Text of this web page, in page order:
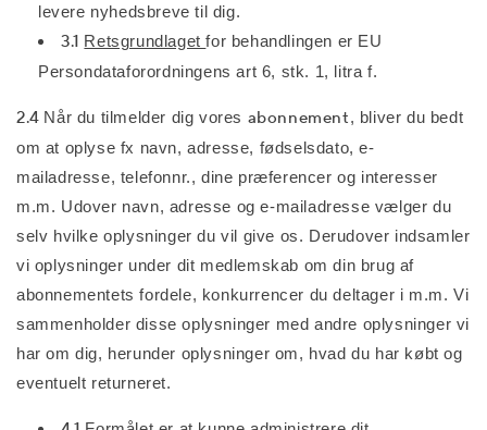
levere nyhedsbreve til dig.
3.1 Retsgrundlagetfor behandlingen er EU
Persondataforordningens art 6, stk. 1, litra f.
2.4 Når du tilmelder dig vores abonnement, bliver du bedt
om at oplyse fx navn, adresse, fødselsdato, e-
mailadresse, telefonnr., dine præferencer og interesser
m.m. Udover navn, adresse og e-mailadresse vælger du
selv hvilke oplysninger du vil give os. Derudover indsamler
vi oplysninger under dit medlemskab om din brug af
abonnementets fordele, konkurrencer du deltager i m.m. Vi
sammenholder disse oplysninger med andre oplysninger vi
har om dig, herunder oplysninger om, hvad du har købt og
eventuelt returneret.